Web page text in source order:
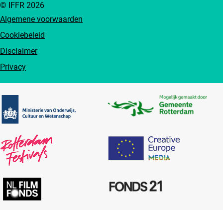
Algemene voorwaarden
Cookiebeleid
Disclaimer
Privacy
© IFFR 2026